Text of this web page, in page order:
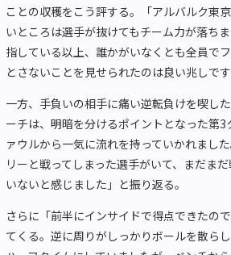
ことの収穫をこう評する。「アルバルク東
いところは選手が抜けてもチーム力が落ち
指している以上、誰かがいなくとも全員で
とさないことを見せられたのは良い兆しです
一方、手負いの相手に痛い逆転負けを喫し
ーチは、明暗を分けるポイントとなった第3
ァウルから一気に流れを持っていかれまし
リーと戦ってしまった選手がいて、まだま
いないと感じました」と振り返る。
さらに「前半にインサイドで得点できたの
てくる。逆に周りがしっかりボールを散ら